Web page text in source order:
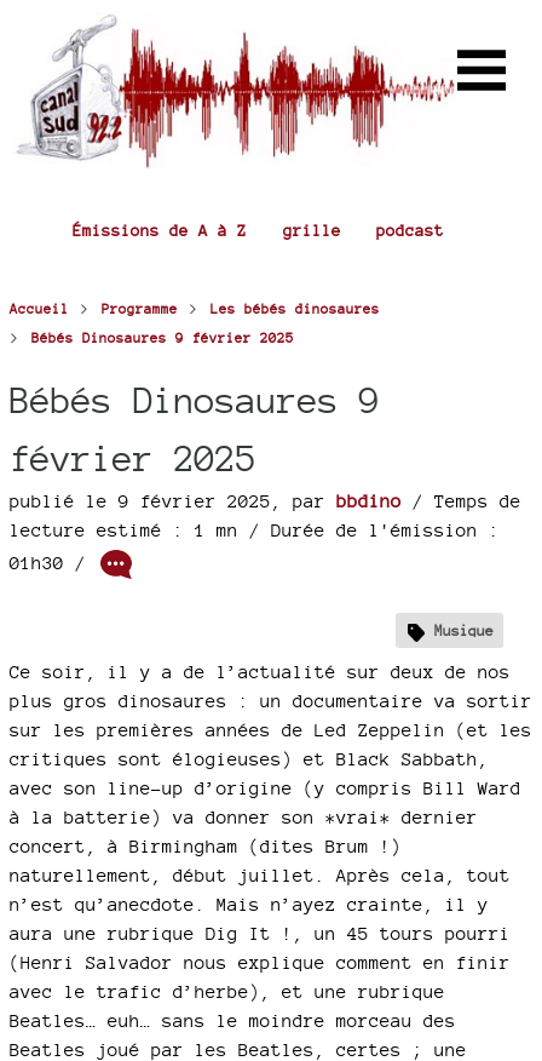
Émissions de A à Z grille podcast
Accueil > Programme > Les bébés dinosaures
> Bébés Dinosaures 9 février 2025
Bébés Dinosaures 9
février 2025
publié le 9 février 2025 par bbdino / Temps de
lecture estimé : 1 mn / Durée de l'émission :
01h30 /
Musique
Ce soir, il y a de l’actualité sur deux de nos
plus gros dinosaures : un documentaire va sortir
sur les premières années de Led Zeppelin (et les
critiques sont élogieuses) et Black Sabbath,
avec son line-up d’origine (y compris Bill Ward
à la batterie) va donner son *vrai* dernier
concert, à Birmingham (dites Brum !)
naturellement, début juillet. Après cela, tout
n’est qu’anecdote. Mais n’ayez crainte, il y
aura une rubrique Dig It !, un 45 tours pourri
(Henri Salvador nous explique comment en finir
avec le trafic d’herbe), et une rubrique
Beatles… euh… sans le moindre morceau des
Beatles joué par les Beatles, certes ; une